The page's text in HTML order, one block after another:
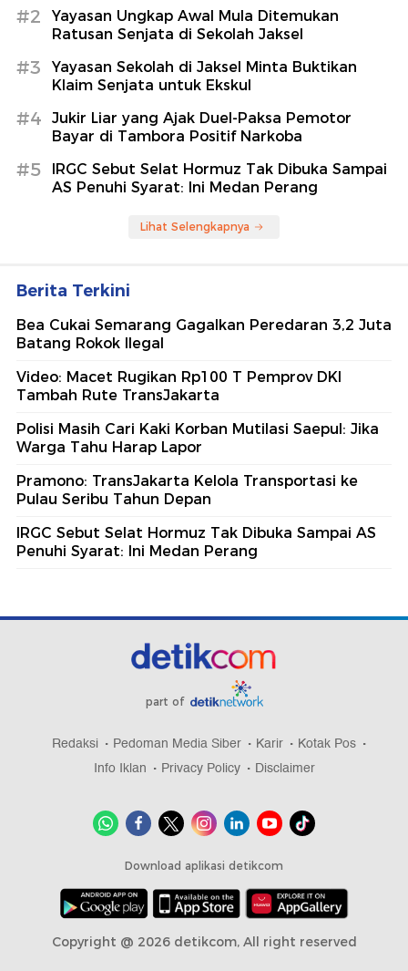
#2
Yayasan Ungkap Awal Mula Ditemukan
Ratusan Senjata di Sekolah Jaksel
#3
Yayasan Sekolah di Jaksel Minta Buktikan
Klaim Senjata untuk Ekskul
#4
Jukir Liar yang Ajak Duel-Paksa Pemotor
Bayar di Tambora Positif Narkoba
#5
IRGC Sebut Selat Hormuz Tak Dibuka Sampai
AS Penuhi Syarat: Ini Medan Perang
Lihat Selengkapnya
Berita Terkini
Bea Cukai Semarang Gagalkan Peredaran 3,2 Juta
Batang Rokok Ilegal
Video: Macet Rugikan Rp100 T Pemprov DKI
Tambah Rute TransJakarta
Polisi Masih Cari Kaki Korban Mutilasi Saepul: Jika
Warga Tahu Harap Lapor
Pramono: TransJakarta Kelola Transportasi ke
Pulau Seribu Tahun Depan
IRGC Sebut Selat Hormuz Tak Dibuka Sampai AS
Penuhi Syarat: Ini Medan Perang
part of
Redaksi Pedoman Media Siber Karir
Kotak Pos
Info Iklan
Privacy Policy Disclaimer
Download aplikasi detikcom
Copyright @ 2026 detikcom, All right reserved